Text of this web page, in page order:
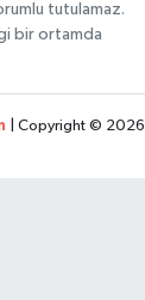
tutulamaz.
bir ortamda
| Copyright © 2026